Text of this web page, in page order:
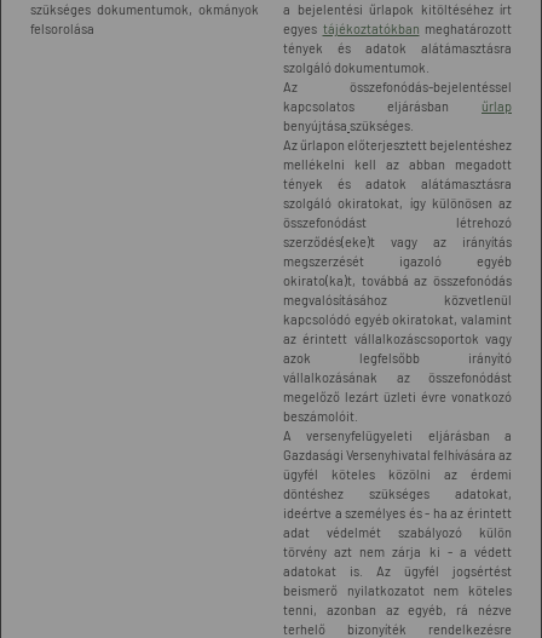
szükséges dokumentumok, okmányok
felsorolása
a bejelentési űrlapok kitöltéséhez írt
egyes tájékoztatókban meghatározott
tények és adatok alátámasztásra
szolgáló dokumentumok.
Az összefonódás-bejelentéssel
kapcsolatos eljárásban űrlap
benyújtása szükséges.
Az űrlapon előterjesztett bejelentéshez
mellékelni kell az abban megadott
tények és adatok alátámasztásra
szolgáló okiratokat, így különösen az
összefonódást létrehozó
szerződés(eke)t vagy az irányítás
megszerzését igazoló egyéb
okirato(ka)t, továbbá az összefonódás
megvalósításához közvetlenül
kapcsolódó egyéb okiratokat, valamint
az érintett vállalkozáscsoportok vagy
azok legfelsőbb irányító
vállalkozásának az összefonódást
megelőző lezárt üzleti évre vonatkozó
beszámolóit.
A versenyfelügyeleti eljárásban a
Gazdasági Versenyhivatal felhívására az
ügyfél köteles közölni az érdemi
döntéshez szükséges adatokat,
ideértve a személyes és - ha az érintett
adat védelmét szabályozó külön
törvény azt nem zárja ki - a védett
adatokat is. Az ügyfél jogsértést
beismerő nyilatkozatot nem köteles
tenni, azonban az egyéb, rá nézve
terhelő bizonyíték rendelkezésre